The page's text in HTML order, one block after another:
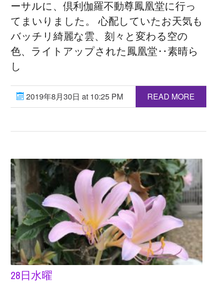
ーサルに、倶利伽羅不動尊鳳凰堂に行っ
てまいりました。 心配していたお天気も
バッチリ綺麗な雲、刻々と変わる空の
色、ライトアップされた鳳凰堂‥素晴ら
し
2019年8月30日 at 10:25 PM READ MORE
28日水曜